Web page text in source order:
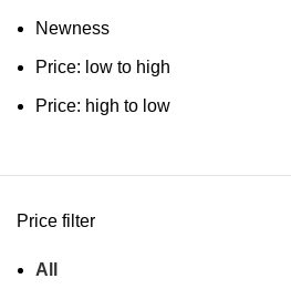
Newness
Price: low to high
Price: high to low
Price filter
All